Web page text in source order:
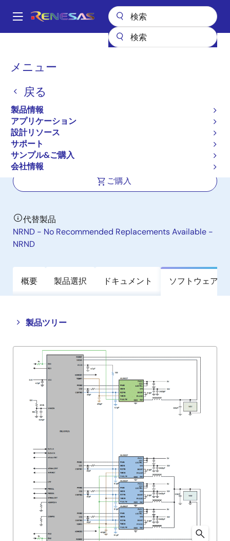
ン
Main
メニュー
戻る
製品情報
アプリケーション
設計リソース
サポート
サンプル&ご購入
会社情報
パ
く
ず
パワー & パワーマネジメント
マルチフェーズ電源
ISL69125
アクティブ
デジタルデュアル出力、4相構成可能、
VR13 PWMコントローラ
ご購入
代替製品
NRND - No Recommended Replacements Available -
NRND
概要 製品選択 ドキュメント ソフトウェア／
製品ツリー
Close
tree
Open
tree